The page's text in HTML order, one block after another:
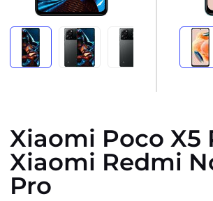
Xiaomi Poco X5
Xiaomi Redmi
Pro